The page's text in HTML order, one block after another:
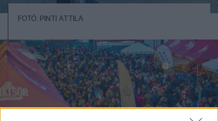
FOTÓ: PINTI ATTILA